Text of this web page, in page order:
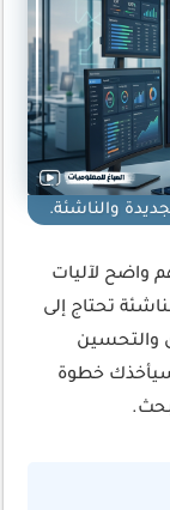
والناشئة.
واضح لآليات
تحتاج إلى
والتحسين
سيأخذك خطوة